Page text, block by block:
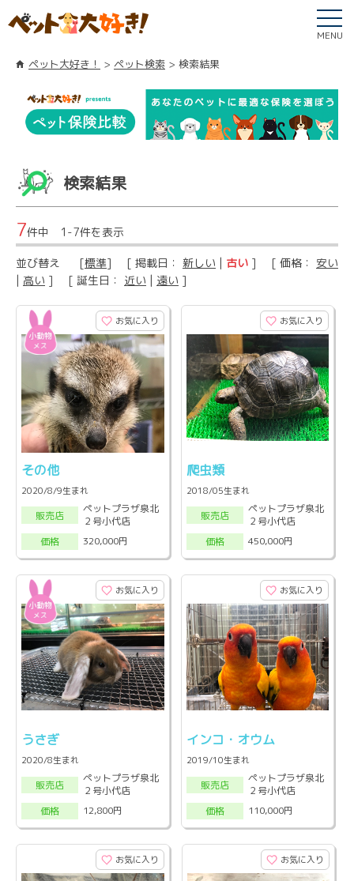
MENU
ペット大好き！ ペット検索 検索結果
検索結果
7件中 1-7件を表示
並び替え [標準] [ 掲載日： 新しい | 古い ] [ 価格： 安い
| 高い ] [ 誕生日： 近い | 遠い ]
お気に入り
その他
2020/8/9生まれ
販売店
ペットプラザ泉北
２号小代店
価格
320,000円
お気に入り
爬虫類
2018/05生まれ
販売店
ペットプラザ泉北
２号小代店
価格
450,000円
お気に入り
うさぎ
2020/8生まれ
販売店
ペットプラザ泉北
２号小代店
価格
12,800円
お気に入り
インコ・オウム
2019/10生まれ
販売店
ペットプラザ泉北
２号小代店
価格
110,000円
お気に入り お気に入り